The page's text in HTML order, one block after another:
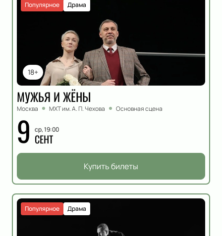
18+
Драма
Популярное
МУЖЬЯ И ЖЁНЫ
Москва МХТ им. А. П. Чехова Основная сцена
9 ср, 19:00
СЕНТ
Купить билеты
Драма
Популярное